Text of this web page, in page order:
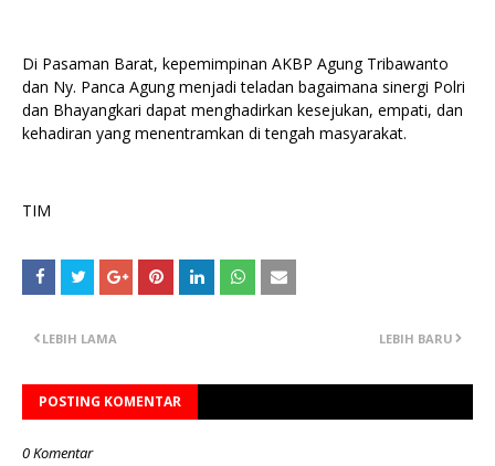
Di Pasaman Barat, kepemimpinan AKBP Agung Tribawanto
dan Ny. Panca Agung menjadi teladan bagaimana sinergi Polri
dan Bhayangkari dapat menghadirkan kesejukan, empati, dan
kehadiran yang menentramkan di tengah masyarakat.
TIM
LEBIH BARU
LEBIH LAMA
POSTING KOMENTAR
0 Komentar